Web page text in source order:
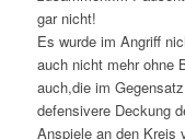
gar nicht!
Es wurde im Angriff
auch nicht mehr ohne
auch,die im
defensivere Deckung
Anspiele an den Kreis